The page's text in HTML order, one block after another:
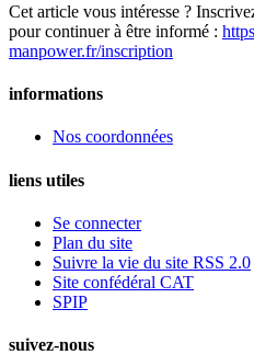
Cet article vous intéresse ?
pour continuer à être informé :
manpower.fr/inscription
informations
Nos coordonnées
liens utiles
Se connecter
Plan du site
Suivre la vie du site RSS 2.0
Site confédéral CAT
SPIP
suivez-nous